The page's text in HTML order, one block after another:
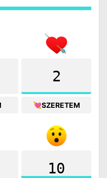
2
💘SZERETEM
10